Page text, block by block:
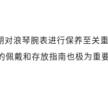
浪琴腕表进行保养至关
佩戴和存放指南也极为